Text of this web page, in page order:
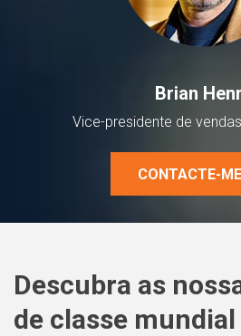
Brian
Vice-presidente de
CONTACTE-ME
Descubra as
de classe mundial